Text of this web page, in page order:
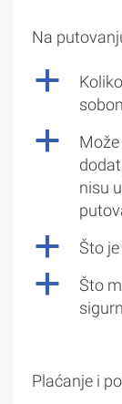
Na
a
a
nisu
a Što
a
Što
Plaćanje i